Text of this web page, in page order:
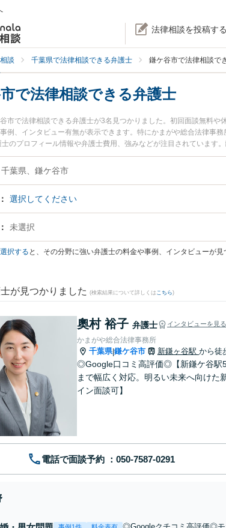
法律相談を投稿する
談 千葉県で法律相談できる弁護士 鎌ケ谷市で法律相談で
で法律相談できる弁護士
市で法律相談できる弁護士が3名見つかりました。初回面談無料
例、インタビュー有無が表示できます。特にかまがや総合法律事
のプロフィール情報や弁護士費用、強みなどが注目されています
相談をお持ちの方は是非ご利用ください。鎌ケ谷市で土日や夜間
決の実績豊富な近くの弁護士を検索したい』『初回相談無料で自己
千葉県、鎌ケ谷市
選択してください
未選択
択する と、その分野に強い弁護士の料金や事例、インタビューが見
が見つかりました (検索結果について詳しくは こちら)
奧村 裕子 弁護士 インタビューを見る
かまがや総合法律事務所
千葉県|鎌ケ谷市 新鎌ヶ谷駅 から徒
◎Google口コミ高評価◎【新鎌ケ谷駅
まで幅広く対応。明るい未来へ向けた
イン面談可】
電話で面談予約
事例1件 料金表有